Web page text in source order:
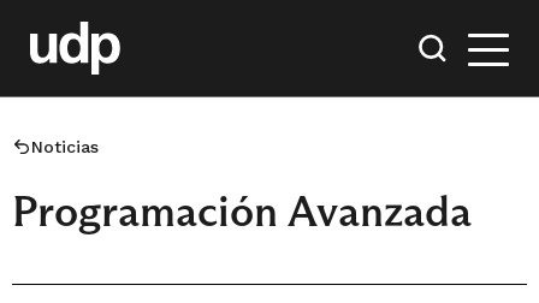
Noticias
Programación Avanzada